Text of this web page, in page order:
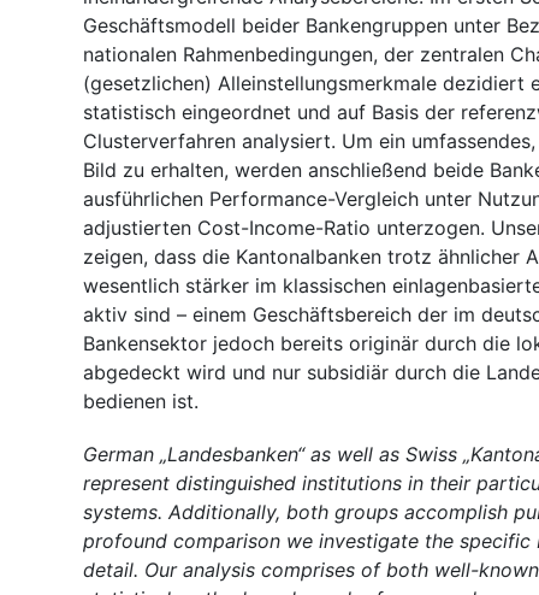
Geschäftsmodell beider Bankengruppen unter
nationalen Rahmenbedingungen, der zentralen
(gesetzlichen) Alleinstellungsmerkmale dezidiert
statistisch eingeordnet und auf Basis der
Clusterverfahren analysiert. Um ein
Bild zu erhalten, werden anschließend beide
ausführlichen Performance-Vergleich unter
adjustierten Cost-Income-Ratio unterzogen.
zeigen, dass die Kantonalbanken trotz ähnlicher
wesentlich stärker im klassischen
aktiv sind – einem Geschäftsbereich der im
Bankensektor jedoch bereits originär durch die
abgedeckt wird und nur subsidiär durch die
bedienen ist.
German „Landesbanken“ as well as Swiss
represent distinguished institutions in their
systems. Additionally, both groups accomplish
profound comparison we investigate the specific
detail. Our analysis comprises of both well-